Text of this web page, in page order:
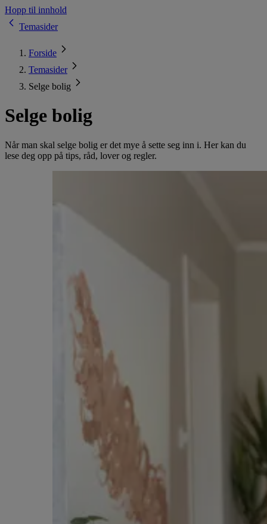
Hopp til innhold
Temasider
Forside
Temasider
Selge bolig
Selge bolig
Når man skal selge bolig er det mye å sette seg inn i. Her kan du
lese deg opp på tips, råd, lover og regler.